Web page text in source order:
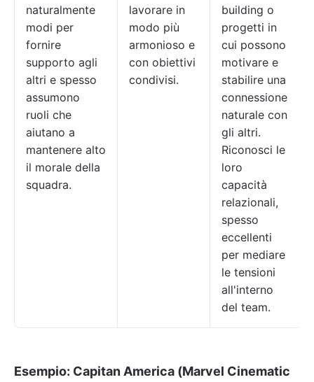
naturalmente
modi per
fornire
supporto agli
altri e spesso
assumono
ruoli che
aiutano a
mantenere alto
il morale della
squadra.
lavorare in
modo più
armonioso e
con obiettivi
condivisi.
building o
progetti in
cui possono
motivare e
stabilire una
connessione
naturale con
gli altri.
Riconosci le
loro
capacità
relazionali,
spesso
eccellenti
per mediare
le tensioni
all'interno
del team.
Esempio: Capitan America (Marvel Cinematic